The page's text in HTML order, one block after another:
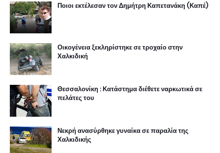
Ποιοι εκτέλεσαν τον Δημήτρη Καπετανάκη (Καπέ)
Οικογένεια ξεκληρίστηκε σε τροχαίο στην
Χαλκιδική
Θεσσαλονίκη : Κατάστημα διέθετε ναρκωτικά σε
πελάτες του
Νεκρή ανασύρθηκε γυναίκα σε παραλία της
Χαλκιδικής